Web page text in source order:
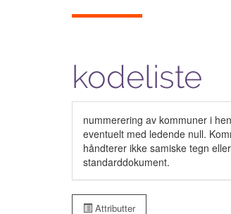
kodeliste
nummerering av kommuner i
eventuelt med ledende null.
håndterer ikke samiske tegn
standarddokument.
Attributter